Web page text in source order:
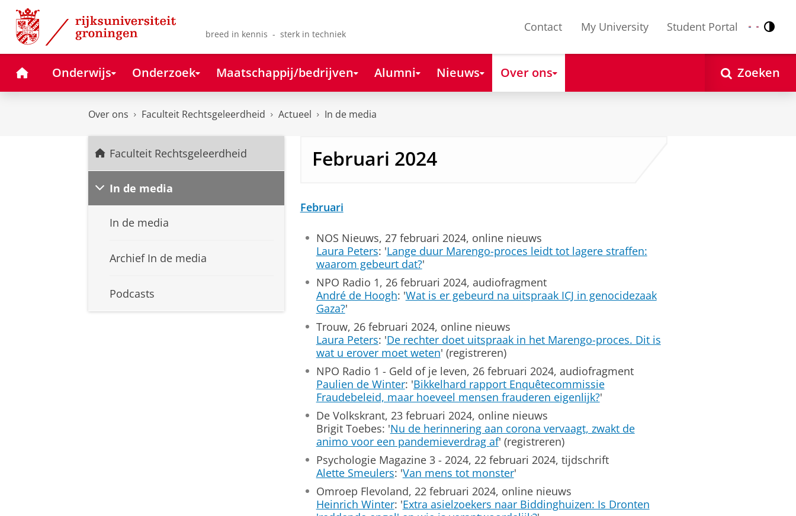
Skip
Content
Skip
Navigation
breed in kennis - sterk in techniek
Contact My University Student Portal Nederlands
English
HomeOnderwijs Onderzoek Maatschappij/bedrijven Alumni Nieuws Over ons Zoeken
Over ons Faculteit Rechtsgeleerdheid Actueel In de media
Faculteit Rechtsgeleerdheid
In de media
In de media
Archief In de media
Podcasts
Februari 2024
Februari
NOS Nieuws, 27 februari 2024, online nieuws
Laura Peters: 'Lange duur Marengo-proces leidt tot lagere straffen:
waarom gebeurt dat?'
NPO Radio 1, 26 februari 2024, audiofragment
André de Hoogh: 'Wat is er gebeurd na uitspraak ICJ in genocidezaak
Gaza?'
Trouw, 26 februari 2024, online nieuws
Laura Peters: 'De rechter doet uitspraak in het Marengo-proces. Dit is
wat u erover moet weten' (registreren)
NPO Radio 1 - Geld of je leven, 26 februari 2024, audiofragment
Paulien de Winter: 'Bikkelhard rapport Enquêtecommissie
Fraudebeleid, maar hoeveel mensen frauderen eigenlijk?'
De Volkskrant, 23 februari 2024, online nieuws
Brigit Toebes: 'Nu de herinnering aan corona vervaagt, zwakt de
animo voor een pandemieverdrag af' (registreren)
Psychologie Magazine 3 - 2024, 22 februari 2024, tijdschrift
Alette Smeulers: 'Van mens tot monster'
Omroep Flevoland, 22 februari 2024, online nieuws
Heinrich Winter: 'Extra asielzoekers naar Biddinghuizen: Is Dronten